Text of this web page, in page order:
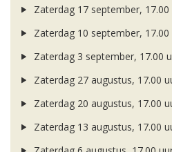
Zaterdag 17 september, 17.00
Zaterdag 10 september, 17.00
Zaterdag 3 september, 17.00
Zaterdag 27 augustus, 17.00
Zaterdag 20 augustus, 17.00
Zaterdag 13 augustus, 17.00